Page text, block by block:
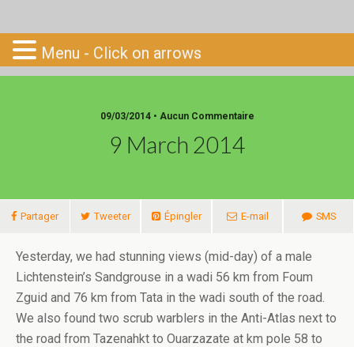
Go-South
09/03/2014 • Aucun Commentaire
9 March 2014
Partager Tweeter Épingler E-mail SMS
Yesterday, we had stunning views (mid-day) of a male
Lichtenstein’s Sandgrouse in a wadi 56 km from Foum
Zguid and 76 km from Tata in the wadi south of the road.
We also found two scrub warblers in the Anti-Atlas next to
the road from Tazenahkt to Ouarzazate at km pole 58 to
Menu - Click on arrows